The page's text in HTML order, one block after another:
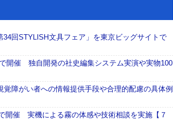
回STYLISH文具フェア」を東京ビッグサイトで
開催 独自開発の社史編集システム実演や実物100
障がい者への情報提供手段や合理的配慮の具体例
開催 実機による霧の体感や技術相談を実施【７